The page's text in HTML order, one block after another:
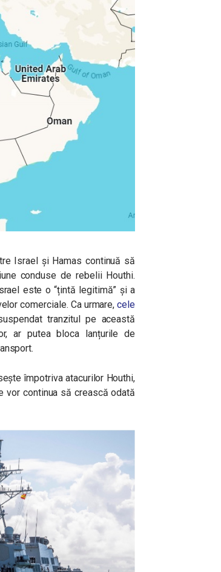
Israel și Hamas continuă să
conduse de rebelii Houthi.
este o “țintă legitimă” și a
comerciale. Ca urmare,cele
tranzitul pe această
ar putea bloca lanțurile de
împotriva atacurilor Houthi,
vor continua să crească odată